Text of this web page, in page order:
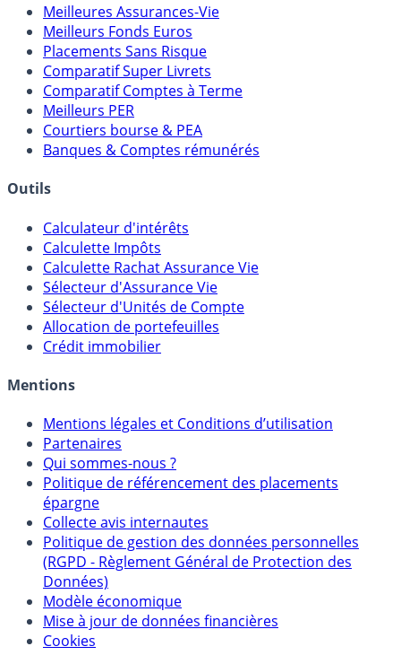
Meilleures Assurances-Vie
Meilleurs Fonds Euros
Placements Sans Risque
Comparatif Super Livrets
Comparatif Comptes à Terme
Meilleurs PER
Courtiers bourse & PEA
Banques & Comptes rémunérés
Outils
Calculateur d'intérêts
Calculette Impôts
Calculette Rachat Assurance Vie
Sélecteur d'Assurance Vie
Sélecteur d'Unités de Compte
Allocation de portefeuilles
Crédit immobilier
Mentions
Mentions légales et Conditions d’utilisation
Partenaires
Qui sommes-nous ?
Politique de référencement des placements
épargne
Collecte avis internautes
Politique de gestion des données personnelles
(RGPD - Règlement Général de Protection des
Données)
Modèle économique
Mise à jour de données financières
Cookies